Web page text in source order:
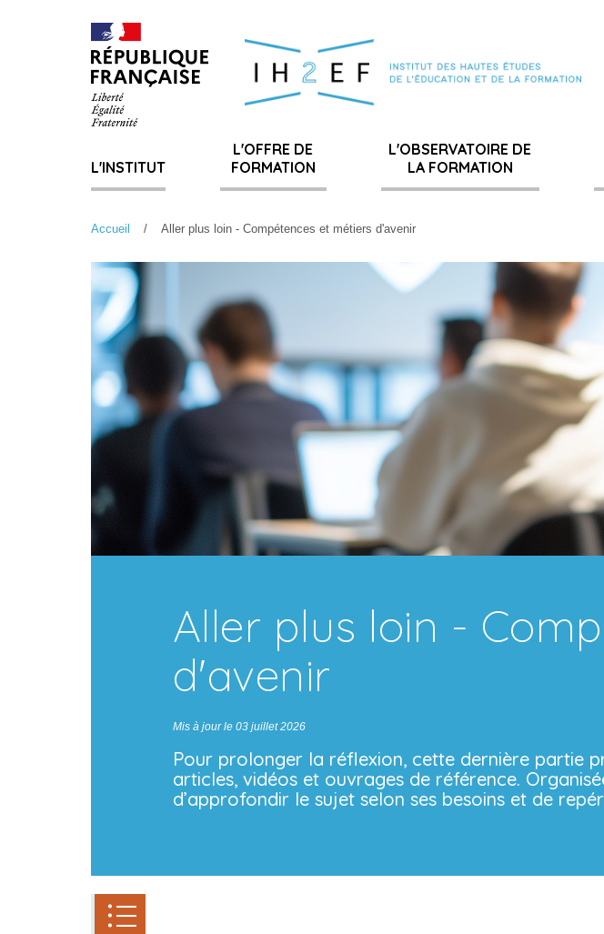
L'INSTITUT
L'OFFRE DE
FORMATION
L'OBSERVATOIRE DE
LA FORMATION
Accueil Aller plus loin - Compétences et métiers d'avenir
Aller plus loin -
d'avenir
Mis à jour le 03 juillet 2026
Pour prolonger la réflexion, cette dernière partie
articles, vidéos et ouvrages de référence.
d’approfondir le sujet selon ses besoins et de